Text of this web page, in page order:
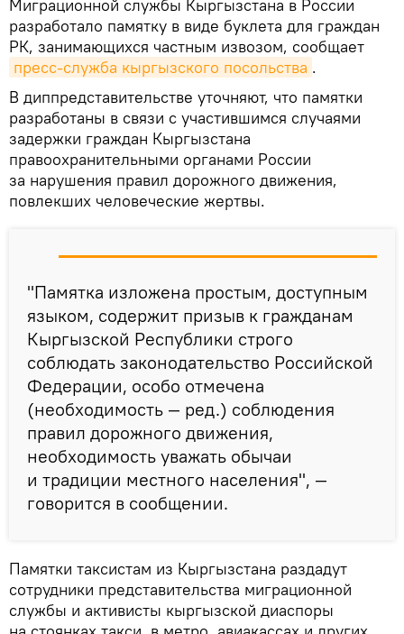
Миграционной службы Кыргызстана в России
разработало памятку в виде буклета для граждан
РК, занимающихся частным извозом, сообщает
пресс-служба кыргызского посольства .
В диппредставительстве уточняют, что памятки
разработаны в связи с участившимся случаями
задержки граждан Кыргызстана
правоохранительными органами России
за нарушения правил дорожного движения,
повлекших человеческие жертвы.
"Памятка изложена простым, доступным
языком, содержит призыв к гражданам
Кыргызской Республики строго
соблюдать законодательство Российской
Федерации, особо отмечена
(необходимость — ред.) соблюдения
правил дорожного движения,
необходимость уважать обычаи
и традиции местного населения", —
говорится в сообщении.
Памятки таксистам из Кыргызстана раздадут
сотрудники представительства миграционной
службы и активисты кыргызской диаспоры